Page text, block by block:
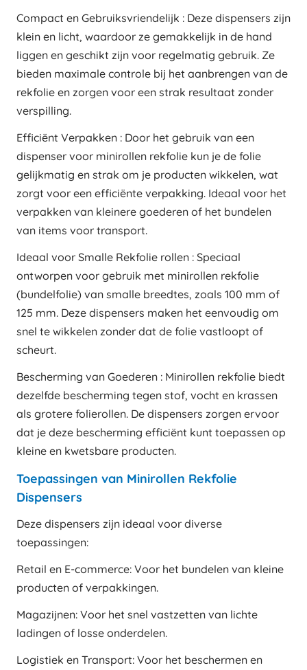
Compact en Gebruiksvriendelijk : Deze dispensers zijn
klein en licht, waardoor ze gemakkelijk in de hand
liggen en geschikt zijn voor regelmatig gebruik. Ze
bieden maximale controle bij het aanbrengen van de
rekfolie en zorgen voor een strak resultaat zonder
verspilling.
Efficiënt Verpakken : Door het gebruik van een
dispenser voor minirollen rekfolie kun je de folie
gelijkmatig en strak om je producten wikkelen, wat
zorgt voor een efficiënte verpakking. Ideaal voor het
verpakken van kleinere goederen of het bundelen
van items voor transport.
Ideaal voor Smalle Rekfolie rollen : Speciaal
ontworpen voor gebruik met minirollen rekfolie
(bundelfolie) van smalle breedtes, zoals 100 mm of
125 mm. Deze dispensers maken het eenvoudig om
snel te wikkelen zonder dat de folie vastloopt of
scheurt.
Bescherming van Goederen : Minirollen rekfolie biedt
dezelfde bescherming tegen stof, vocht en krassen
als grotere folierollen. De dispensers zorgen ervoor
dat je deze bescherming efficiënt kunt toepassen op
kleine en kwetsbare producten.
Toepassingen van Minirollen Rekfolie
Dispensers
Deze dispensers zijn ideaal voor diverse
toepassingen:
Retail en E-commerce: Voor het bundelen van kleine
producten of verpakkingen.
Magazijnen: Voor het snel vastzetten van lichte
ladingen of losse onderdelen.
Logistiek en Transport: Voor het beschermen en